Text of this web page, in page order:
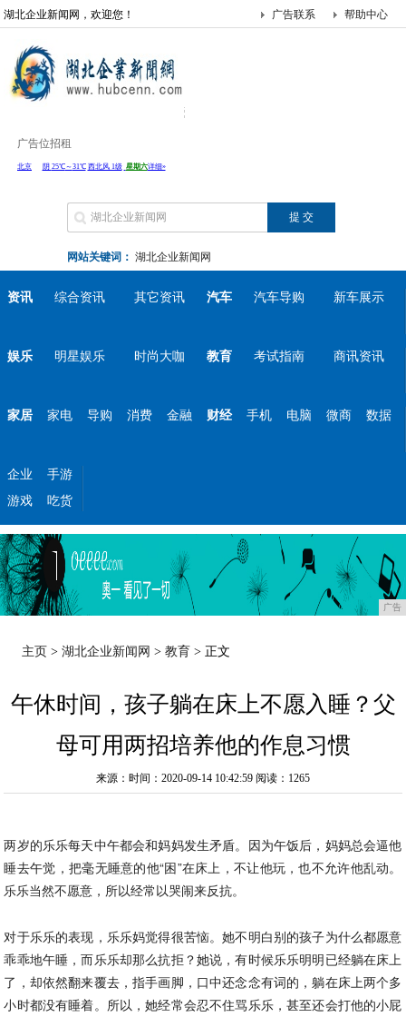
湖北企业新闻网，欢迎您！ 帮助中心
广告联系
广告位招租
网站关键词： 湖北企业新闻网
资讯 综合资讯 其它资讯 汽车 汽车导购 新车展示
娱乐 明星娱乐 时尚大咖 教育 考试指南 商讯资讯
家居 家电 导购 消费 金融 财经 手机 电脑 微商 数据
企业
手游
游戏
吃货
广告
主页 >湖北企业新闻网 >教育 > 正文
午休时间，孩子躺在床上不愿入睡？父
母可用两招培养他的作息习惯
来源：时间：2020-09-14 10:42:59 阅读：1265
两岁的乐乐每天中午都会和妈妈发生矛盾。因为午饭后，妈妈总会逼他
睡去午觉，把毫无睡意的他“困”在床上，不让他玩，也不允许他乱动。
乐乐当然不愿意，所以经常以哭闹来反抗。
对于乐乐的表现，乐乐妈觉得很苦恼。她不明白别的孩子为什么都愿意
乖乖地午睡，而乐乐却那么抗拒？她说，有时候乐乐明明已经躺在床上
了，却依然翻来覆去，指手画脚，口中还念念有词的，躺在床上两个多
小时都没有睡着。所以，她经常会忍不住骂乐乐，甚至还会打他的小屁